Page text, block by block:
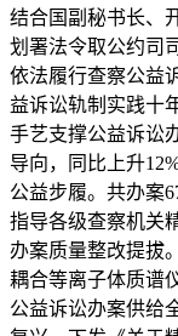
结合国副秘书长、
划署法令取公约司
依法履行查察公益
益诉讼轨制实践十
手艺支撑公益诉讼
导向，同比上升
公益步履。共办案
指导各级查察机关
办案质量整改提拔
耦合等离子体质谱
公益诉讼办案供给